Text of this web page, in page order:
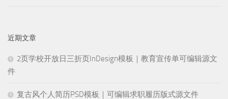
近期文章
2页学校开放日三折页InDesign模板｜教育宣传单可编辑源文
件
复古风个人简历PSD模板｜可编辑求职履历版式源文件